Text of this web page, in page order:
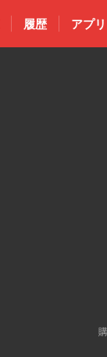
履歴 アプリ